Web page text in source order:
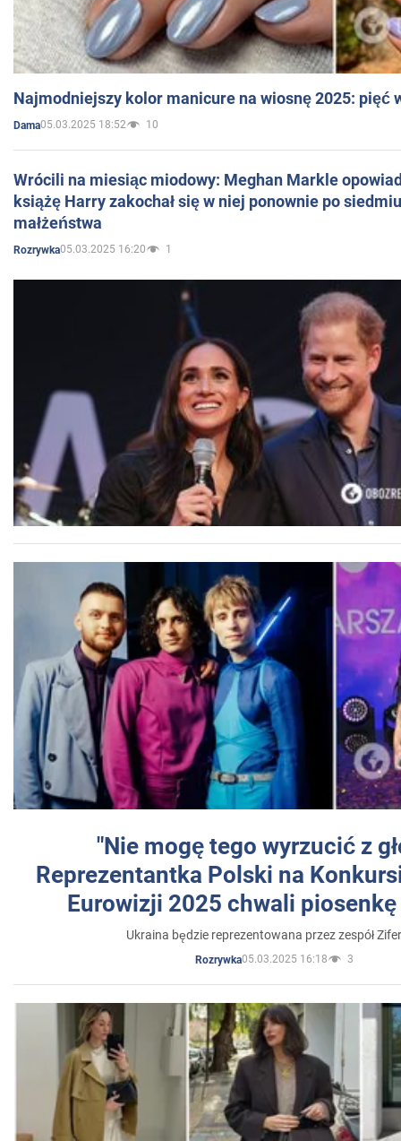
Najmodniejszy kolor manicure na wiosnę 2025: pięć
Dama05.03.2025 18:52 10
Wrócili na miesiąc miodowy: Meghan Markle
książę Harry zakochał się w niej ponownie po
małżeństwa
Rozrywka05.03.2025 16:20 1
"Nie mogę tego wyrzucić z
Reprezentantka Polski na
Eurowizji 2025 chwali
Ukraina będzie reprezentowana przez zespół
Rozrywka05.03.2025 16:18 3